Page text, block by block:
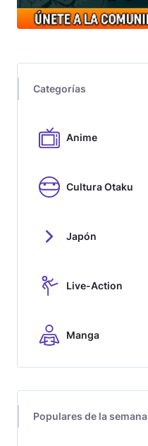
Categorías
Anime
Cultura Otaku
Japón
Live-Action
Manga
Populares de la semana